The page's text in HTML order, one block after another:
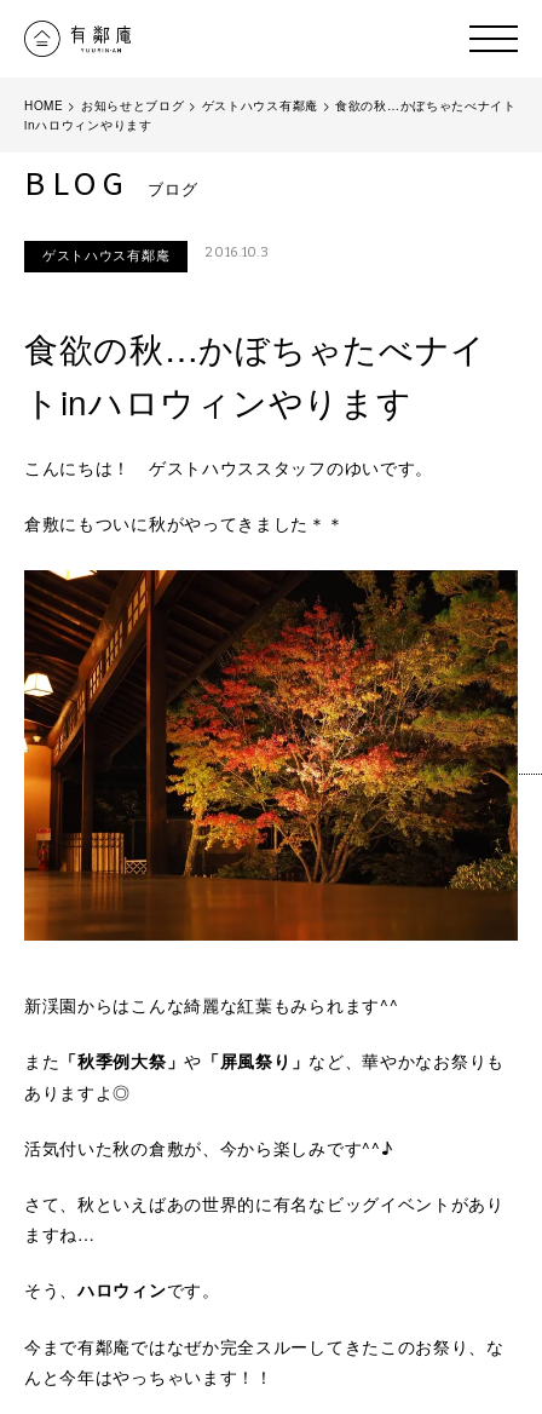
HOME > お知らせとブログ > ゲストハウス有鄰庵 >食欲の秋…かぼちゃたべナイト
inハロウィンやります
BLOG ブログ
ゲストハウス有鄰庵 2016.10.3
食欲の秋…かぼちゃたべナイ
トinハロウィンやります
こんにちは！ ゲストハウススタッフのゆいです。
倉敷にもついに秋がやってきました＊＊
新渓園からはこんな綺麗な紅葉もみられます^^
また 「秋季例大祭」や 「屏風祭り」 など、華やかなお祭りも
ありますよ◎
活気付いた秋の倉敷が、今から楽しみです^^♪
さて、秋といえばあの世界的に有名なビッグイベントがあり
ますね…
そう、ハロウィンです。
今まで有鄰庵ではなぜか完全スルーしてきたこのお祭り、な
んと今年はやっちゃいます！！